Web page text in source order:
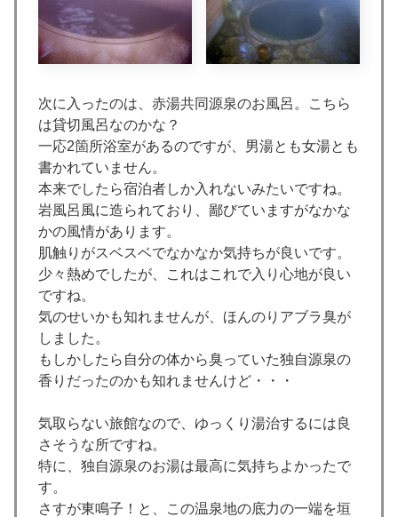
次に入ったのは、赤湯共同源泉のお風呂。こちら
は貸切風呂なのかな？
一応2箇所浴室があるのですが、男湯とも女湯とも
書かれていません。
本来でしたら宿泊者しか入れないみたいですね。
岩風呂風に造られており、鄙びていますがなかな
かの風情があります。
肌触りがスベスベでなかなか気持ちが良いです。
少々熱めでしたが、これはこれで入り心地が良い
ですね。
気のせいかも知れませんが、ほんのりアブラ臭が
しました。
もしかしたら自分の体から臭っていた独自源泉の
香りだったのかも知れませんけど・・・
気取らない旅館なので、ゆっくり湯治するには良
さそうな所ですね。
特に、独自源泉のお湯は最高に気持ちよかったで
す。
さすが東鳴子！と、この温泉地の底力の一端を垣